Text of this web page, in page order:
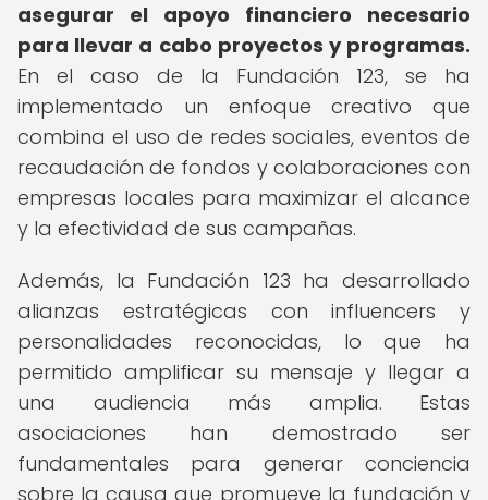
asegurar el apoyo financiero necesario
para llevar a cabo proyectos y programas.
En el caso de la Fundación 123, se ha
implementado un enfoque creativo que
combina el uso de redes sociales, eventos de
recaudación de fondos y colaboraciones con
empresas locales para maximizar el alcance
y la efectividad de sus campañas.
Además, la Fundación 123 ha desarrollado
alianzas estratégicas con influencers y
personalidades reconocidas, lo que ha
permitido amplificar su mensaje y llegar a
una audiencia más amplia. Estas
asociaciones han demostrado ser
fundamentales para generar conciencia
sobre la causa que promueve la fundación y